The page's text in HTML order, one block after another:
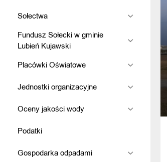
Sołectwa
Fundusz Sołecki w gminie
Lubień Kujawski
Placówki Oświatowe
Jednostki organizacyjne
Oceny jakości wody
Podatki
Gospodarka odpadami